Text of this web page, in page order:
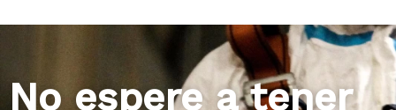
No espere a tener